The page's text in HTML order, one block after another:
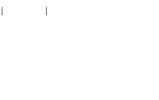
| |